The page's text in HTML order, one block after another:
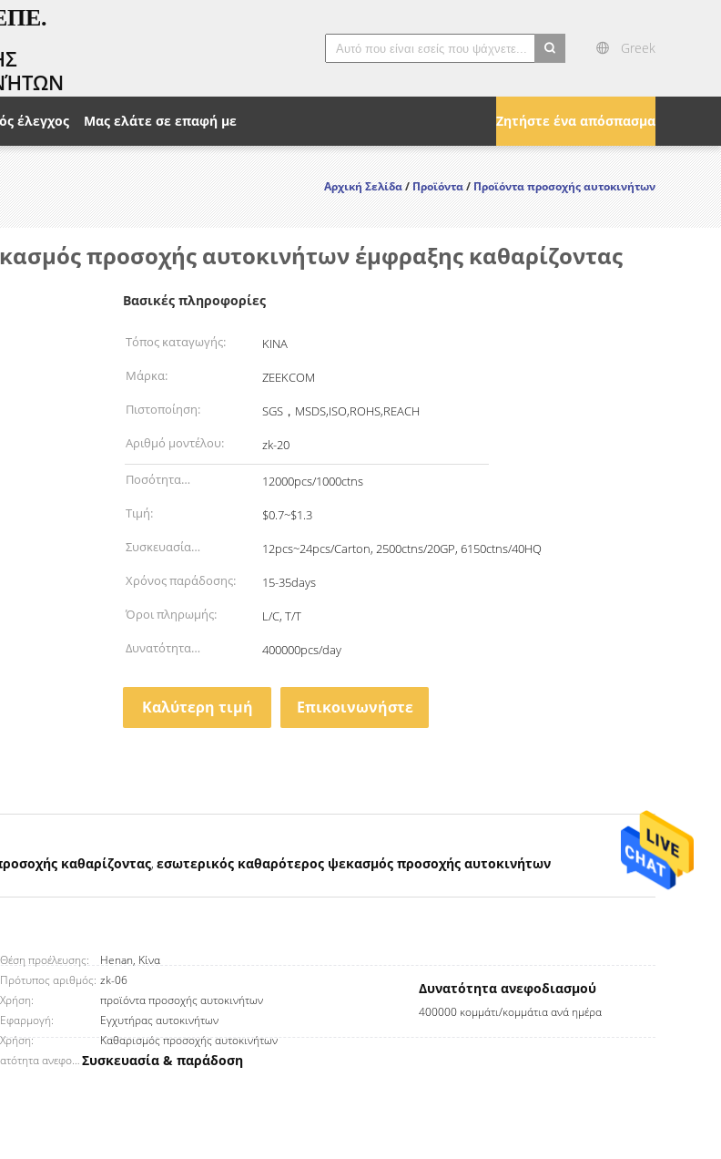
Greek
Ζητήστε ένα απόσπασμα
έλεγχος Μας ελάτε σε επαφή με
Αρχική Σελίδα/Προϊόντα/Προϊόντα προσοχής αυτοκινήτων
προσοχής αυτοκινήτων έμφραξης καθαρίζοντας
Βασικές πληροφορίες
Τόπος καταγωγής:
ΚΙΝΑ
Μάρκα:
ZEEKCOM
Πιστοποίηση:
SGS，MSDS,ISO,ROHS,REACH
Αριθμό μοντέλου:
zk-20
Ποσότητα
παραγγελίας min:
12000pcs/1000ctns
Τιμή:
$0.7~$1.3
Συσκευασία
λεπτομέρειες:
12pcs~24pcs/Carton, 2500ctns/20GP, 6150ctns/40HQ
Χρόνος παράδοσης:
15-35days
Όροι πληρωμής:
L/C, T/T
Δυνατότητα
400000pcs/day
Καλύτερη τιμή Επικοινωνήστε
καθαρίζοντας, εσωτερικός καθαρότερος ψεκασμός προσοχής αυτοκινήτων
Θέση προέλευσης:
Henan, Κίνα
Πρότυπος αριθμός: zk-06
Χρήση:
προϊόντα προσοχής αυτοκινήτων
Εφαρμογή:
Εγχυτήρας αυτοκινήτων
Χρήση:
Καθαρισμός προσοχής αυτοκινήτων
Δυνατότητα ανεφοδιασμού
Δυνατότητα ανεφοδιασμού:
400000 κομμάτι/κομμάτια ανά ημέρα
Συσκευασία & παράδοση